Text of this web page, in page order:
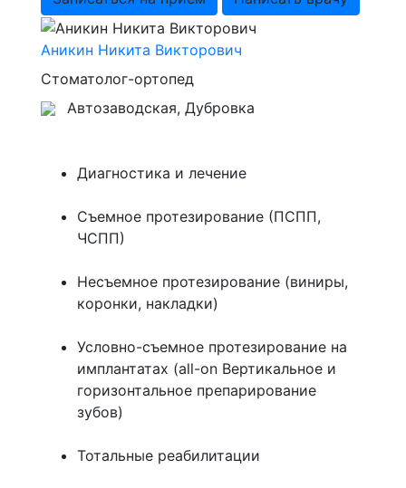
Аникин Никита Викторович
Стоматолог-ортопед
Автозаводская, Дубровка
Диагностика и лечение
Съемное протезирование (ПСПП,
ЧСПП)
Несъемное протезирование (виниры,
коронки, накладки)
Условно-съемное протезирование на
имплантатах (all-on Вертикальное и
горизонтальное препарирование
зубов)
Тотальные реабилитации